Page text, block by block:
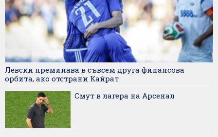
Левски преминава в съвсем друга финансова
орбита, ако отстрани Кайрат
Смут в лагера на Арсенал